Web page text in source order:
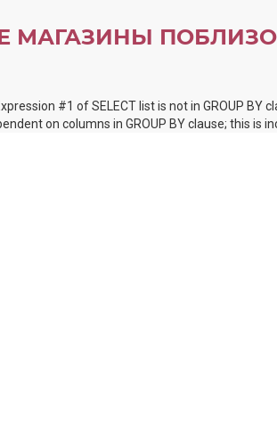
МАГАЗИНЫ
#1 of SELECT list is not in GROUP
on columns in GROUP BY clause; this is